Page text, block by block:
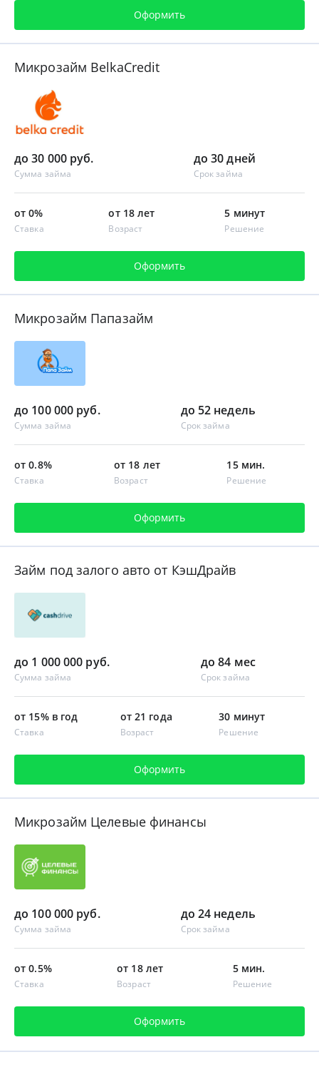
Оформить
Микрозайм BelkaCredit
до 30 000 руб.
Сумма займа
до 30 дней
Срок займа
от 0%
Ставка
от 18 лет
Возраст
5 минут
Решение
Оформить
Микрозайм Папазайм
до 100 000 руб.
Сумма займа
до 52 недель
Срок займа
от 0.8%
Ставка
от 18 лет
Возраст
15 мин.
Решение
Оформить
Займ под залого авто от КэшДрайв
до 1 000 000 руб.
Сумма займа
до 84 мес
Срок займа
от 15% в год
Ставка
от 21 года
Возраст
30 минут
Решение
Оформить
Микрозайм Целевые финансы
до 100 000 руб.
Сумма займа
до 24 недель
Срок займа
от 0.5%
Ставка
от 18 лет
Возраст
5 мин.
Решение
Оформить